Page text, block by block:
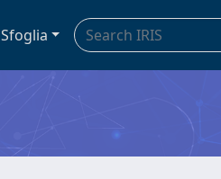
Sfoglia